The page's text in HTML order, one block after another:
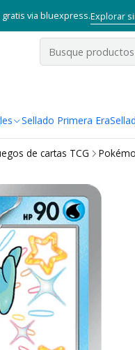
Sellado Primera Era
via bluexpress.Explorar
de cartas TCG